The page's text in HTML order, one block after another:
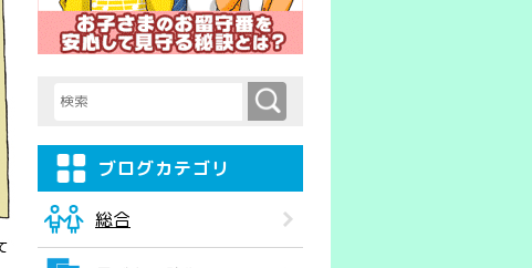
検索キーワード入力 検索
ブログカテゴリ
総合